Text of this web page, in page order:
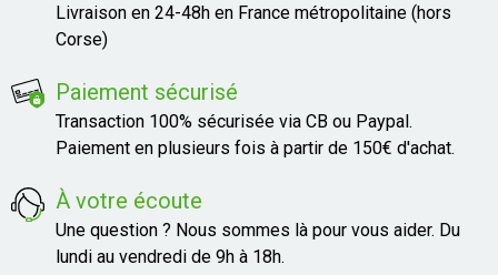
Livraison en 24-48h en France métropolitaine (hors
Corse)
Paiement sécurisé
Transaction 100% sécurisée via CB ou Paypal.
Paiement en plusieurs fois à partir de 150€ d'achat.
À votre écoute
Une question ? Nous sommes là pour vous aider. Du
lundi au vendredi de 9h à 18h.